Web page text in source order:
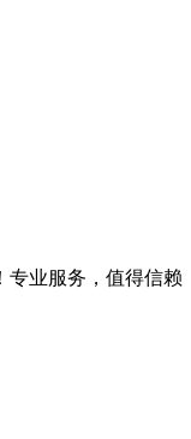
专业服务，值得信赖